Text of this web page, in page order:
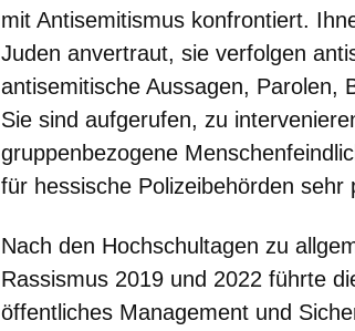
mit Antisemitismus konfrontiert.
Juden anvertraut, sie verfolgen
antisemitische Aussagen, Parolen,
Sie sind aufgerufen, zu
gruppenbezogene
für hessische Polizeibehörden sehr
Nach den Hochschultagen zu
Rassismus 2019 und 2022 führte
öffentliches Management und